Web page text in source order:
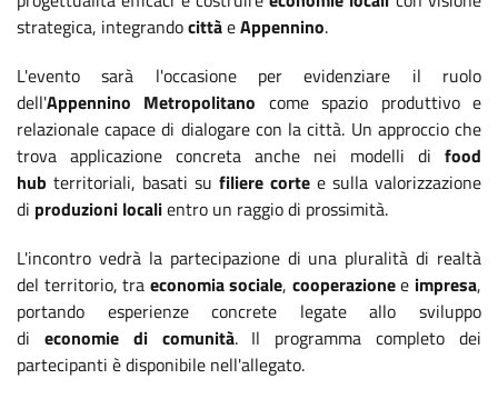
strategica, integrandocittàeAppennino.
L'evento sarà l'occasione per evidenziare il ruolo
dell'Appennino Metropolitano come spazio produttivo e
relazionale capace di dialogare con la città. Un approccio che
trova applicazione concreta anche nei modelli di food
hub territoriali, basati su filiere corte e sulla valorizzazione
di produzioni localientro un raggio di prossimità.
L'incontro vedrà la partecipazione di una pluralità di realtà
del territorio, tra economia sociale, cooperazionee impresa,
portando esperienze concrete legate allo sviluppo
di economie di comunità. Il programma completo dei
partecipanti è disponibile nell'allegato.